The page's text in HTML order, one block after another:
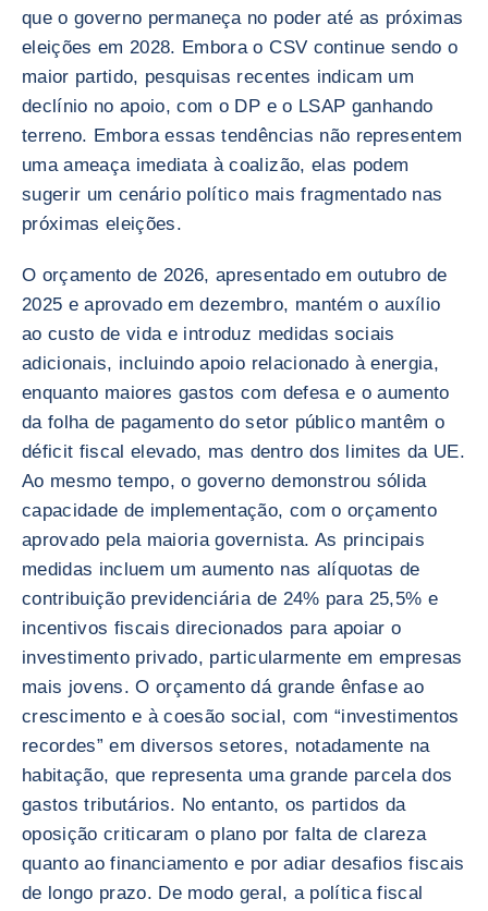
que o governo permaneça no poder até as próximas
eleições em 2028. Embora o CSV continue sendo o
maior partido, pesquisas recentes indicam um
declínio no apoio, com o DP e o LSAP ganhando
terreno. Embora essas tendências não representem
uma ameaça imediata à coalizão, elas podem
sugerir um cenário político mais fragmentado nas
próximas eleições.
O orçamento de 2026, apresentado em outubro de
2025 e aprovado em dezembro, mantém o auxílio
ao custo de vida e introduz medidas sociais
adicionais, incluindo apoio relacionado à energia,
enquanto maiores gastos com defesa e o aumento
da folha de pagamento do setor público mantêm o
déficit fiscal elevado, mas dentro dos limites da UE.
Ao mesmo tempo, o governo demonstrou sólida
capacidade de implementação, com o orçamento
aprovado pela maioria governista. As principais
medidas incluem um aumento nas alíquotas de
contribuição previdenciária de 24% para 25,5% e
incentivos fiscais direcionados para apoiar o
investimento privado, particularmente em empresas
mais jovens. O orçamento dá grande ênfase ao
crescimento e à coesão social, com “investimentos
recordes” em diversos setores, notadamente na
habitação, que representa uma grande parcela dos
gastos tributários. No entanto, os partidos da
oposição criticaram o plano por falta de clareza
quanto ao financiamento e por adiar desafios fiscais
de longo prazo. De modo geral, a política fiscal